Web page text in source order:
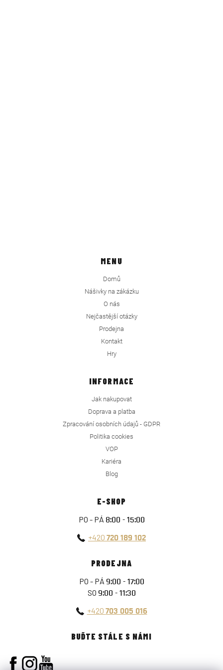
MENU
Domů
Nášivky na zákázku
O nás
Nejčastější otázky
Prodejna
Kontakt
Hry
INFORMACE
Jak nakupovat
Doprava a platba
Zpracování osobních údajů - GDPR
Politika cookies
VOP
Kariéra
Blog
E-SHOP
PO - PÁ 8:00 - 15:00
+420 720 189 102
PRODEJNA
PO - PÁ 9:00 - 17:00
SO 9:00 - 11:30
+420 703 005 016
BUĎTE STÁLE S NÁMI